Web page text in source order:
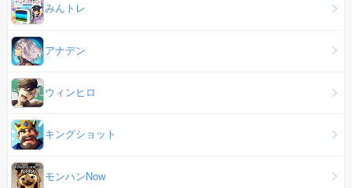
みんトレ
アナデン
ウィンヒロ
キングショット
モンハンNow